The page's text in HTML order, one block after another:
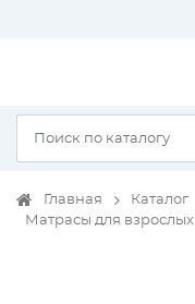
Главная Каталог
Матрасы для взрослых